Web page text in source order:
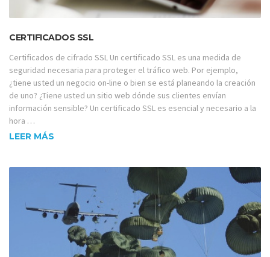
CERTIFICADOS SSL
Certificados de cifrado SSL Un certificado SSL es una medida de
seguridad necesaria para proteger el tráfico web. Por ejemplo,
¿tiene usted un negocio on-line o bien se está planeando la creación
de uno? ¿Tiene usted un sitio web dónde sus clientes envían
información sensible? Un certificado SSL es esencial y necesario a la
hora …
LEER MÁS